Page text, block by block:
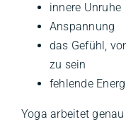
innere Unruhe
Anspannung
das Gefühl,
zu sein
fehlende
Yoga arbeitet